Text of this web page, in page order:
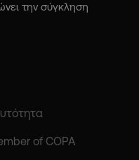
την σύγκληση
of COPA